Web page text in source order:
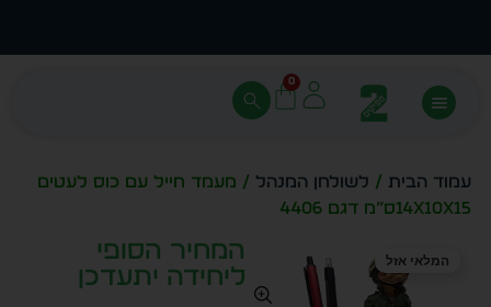
0
עמוד הבית / לשולחן המנהל / מעמד חייל עם כוס לעטים
14x10x15ס”מ דגם 4406
המחיר הסופי
ליחידה יתעדכן
המלאי אזל